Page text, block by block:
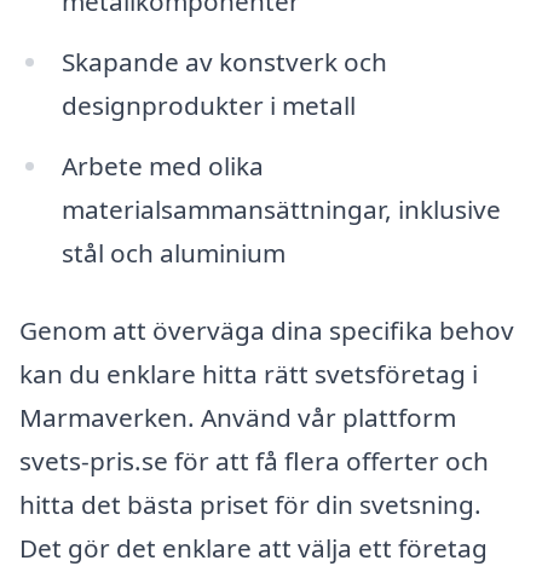
Skapande av konstverk och
designprodukter i metall
Arbete med olika
materialsammansättningar, inklusive
stål och aluminium
Genom att överväga dina specifika behov
kan du enklare hitta rätt svetsföretag i
Marmaverken. Använd vår plattform
svets-pris.se för att få flera offerter och
hitta det bästa priset för din svetsning.
Det gör det enklare att välja ett företag